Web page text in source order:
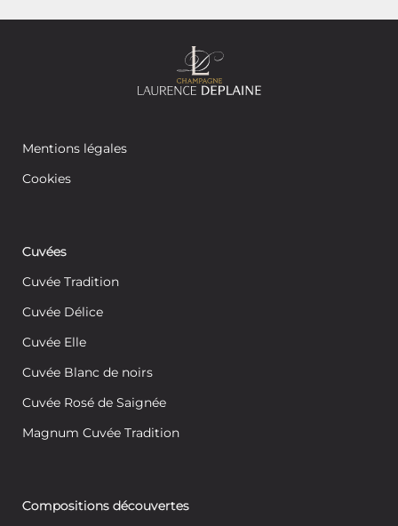
Mentions légales
Cookies
Cuvées
Cuvée Tradition
Cuvée Délice
Cuvée Elle
Cuvée Blanc de noirs
Cuvée Rosé de Saignée
Magnum Cuvée Tradition
Compositions découvertes